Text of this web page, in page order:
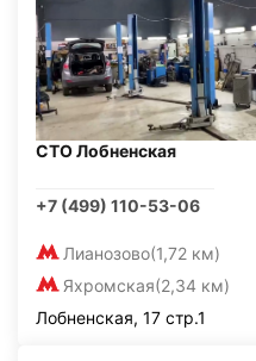
СТО Лобненская
+7 (499) 110-53-06
Лианозово(1,72 км)
Яхромская(2,34 км)
Лобненская, 17 стр.1